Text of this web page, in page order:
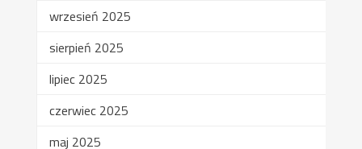
wrzesień 2025
sierpień 2025
lipiec 2025
czerwiec 2025
maj 2025